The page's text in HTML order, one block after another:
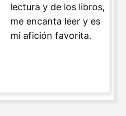
lectura y de los libros,
me encanta leer y es
mi afición favorita.